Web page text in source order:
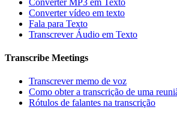
Converter vídeo em texto
Fala para Texto
Transcrever Áudio em Texto
Transcribe Meetings
Transcrever memo de voz
Como obter a transcrição de uma
Rótulos de falantes na transcrição